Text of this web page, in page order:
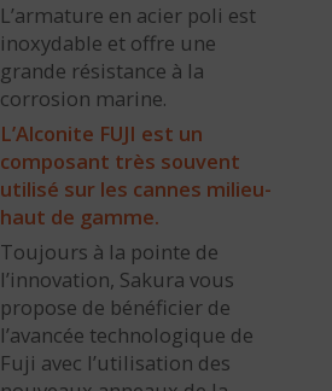
L’armature en acier poli est
inoxydable et offre une
grande résistance à la
corrosion marine.
L’Alconite FUJI est un
composant très souvent
utilisé sur les cannes milieu-
haut de gamme.
Toujours à la pointe de
l’innovation, Sakura vous
propose de bénéficier de
l’avancée technologique de
Fuji avec l’utilisation des